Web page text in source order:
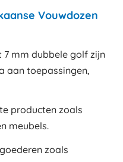
Vouwdozen
7 mm dubbele golf zijn
aan toepassingen,
producten zoals
meubels.
zoals